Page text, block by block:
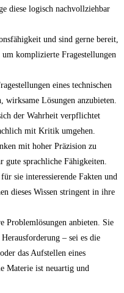
diese logisch nachvollziehbar
und sind gerne bereit,
komplizierte Fragestellungen
eines technischen
wirksame Lösungen anzubieten.
der Wahrheit verpflichtet
mit Kritik umgehen.
mit hoher Präzision zu
gute sprachliche Fähigkeiten.
sie interessierende Fakten und
dieses Wissen stringent in ihre
Problemlösungen anbieten. Sie
– sei es die
das Aufstellen eines
Materie ist neuartig und